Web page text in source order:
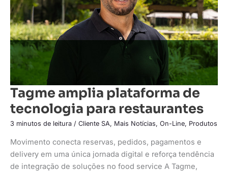
Tagme amplia plataforma de
tecnologia para restaurantes
3 minutos de leitura / Cliente SA, Mais Notícias, On-Line, Produtos
Movimento conecta reservas, pedidos, pagamentos e
delivery em uma única jornada digital e reforça tendência
de integração de soluções no food service A Tagme,